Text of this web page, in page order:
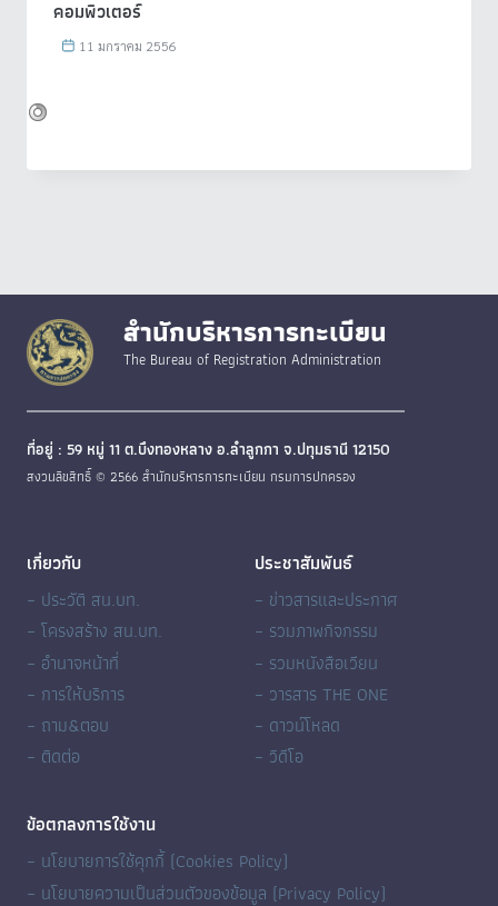
คอมพิวเตอร์
11 มกราคม 2556
สำนักบริหารการทะเบียน
The Bureau of Registration Administration
ที่อยู่ : 59 หมู่ 11 ต.บึงทองหลาง อ.ลำลูกกา จ.ปทุมธานี 12150
สงวนลิขสิทธิ์ © 2566 สำนักบริหารการทะเบียน กรมการปกครอง
เกี่ยวกับ
– ประวัติ สน.บท.
– โครงสร้าง สน.บท.
– อำนาจหน้าที่
– การให้บริการ
– ถาม&ตอบ
– ติดต่อ
ประชาสัมพันธ์
– ข่าวสารและประกาศ
– รวมภาพกิจกรรม
– รวมหนังสือเวียน
– วารสาร THE ONE
– ดาวน์โหลด
– วิดีโอ
ข้อตกลงการใช้งาน
– นโยบายการใช้คุกกี้ (Cookies Policy)
– นโยบายความเป็นส่วนตัวของข้อมูล (Privacy Policy)